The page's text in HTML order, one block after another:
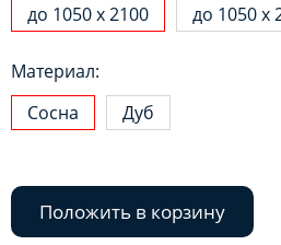
до 1050 х 2100
до 1050 х
Материал:
Сосна
Дуб
Положить в корзину